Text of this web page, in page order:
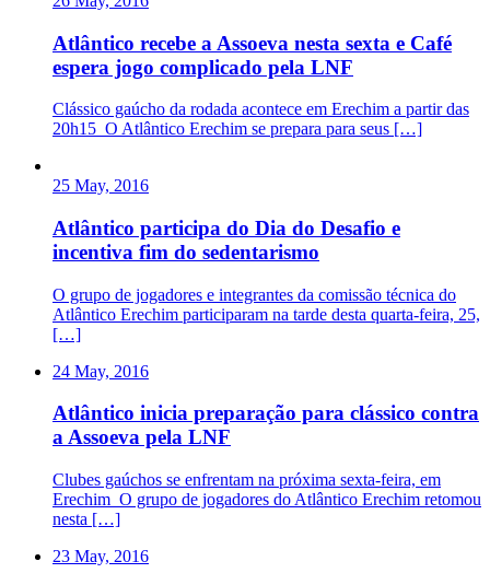
Atlântico recebe a Assoeva nesta sexta e Café
espera jogo complicado pela LNF
Clássico gaúcho da rodada acontece em Erechim a partir das
20h15 O Atlântico Erechim se prepara para seus […]
25 May, 2016
Atlântico participa do Dia do Desafio e
incentiva fim do sedentarismo
O grupo de jogadores e integrantes da comissão técnica do
Atlântico Erechim participaram na tarde desta quarta-feira, 25,
[…]
24 May, 2016
Atlântico inicia preparação para clássico contra
a Assoeva pela LNF
Clubes gaúchos se enfrentam na próxima sexta-feira, em
Erechim O grupo de jogadores do Atlântico Erechim retomou
nesta […]
23 May, 2016